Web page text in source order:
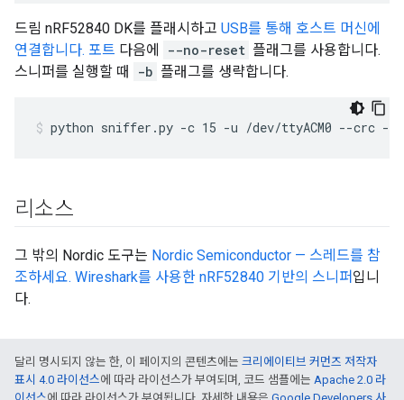
드림 nRF52840 DK를 플래시하고 USB를 통해 호스트 머신에
연결합니다. 포트 다음에 --no-reset 플래그를 사용합니다.
스니퍼를 실행할 때
-b 플래그를 생략합니다.
python sniffer.py -c 15 -u /dev/ttyACM0 --crc
리소스
그 밖의 Nordic 도구는 Nordic Semiconductor — 스레드를 참
조하세요. Wireshark를 사용한 nRF52840 기반의 스니퍼 입니
다.
달리 명시되지 않는 한, 이 페이지의 콘텐츠에는 크리에이티브 커먼즈 저작자
표시 4.0 라이선스에 따라 라이선스가 부여되며, 코드 샘플에는 Apache 2.0 라
이선스에 따라 라이선스가 부여됩니다. 자세한 내용은 Google Developers 사